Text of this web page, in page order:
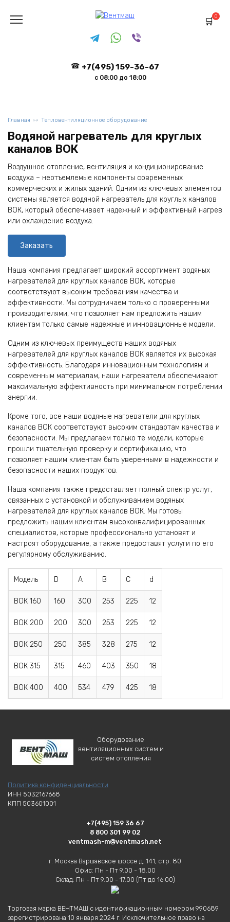
содержанию
+7(495) 159-36-67
с 08:00 до 18:00
0
Главная Тепловентиляционное оборудование
Водяной нагреватель для круглых
каналов ВОК
Воздушное отопление, вентиляция и кондиционирование
воздуха – неотъемлемые компоненты современных
коммерческих и жилых зданий. Одним из ключевых элементов
системы является водяной нагреватель для круглых каналов
ВОК, который обеспечивает надежный и эффективный нагрев
или охлаждение воздуха.
Заказать
Наша компания предлагает широкий ассортимент водяных
нагревателей для круглых каналов ВОК, которые
соответствуют высоким требованиям качества и
эффективности. Мы сотрудничаем только с проверенными
производителями, что позволяет нам предложить нашим
клиентам только самые надежные и инновационные модели.
Одним из ключевых преимуществ наших водяных
нагревателей для круглых каналов ВОК является их высокая
эффективность. Благодаря инновационным технологиям и
современным материалам, наши нагреватели обеспечивают
максимальную эффективность при минимальном потреблении
энергии.
Кроме того, все наши водяные нагреватели для круглых
каналов ВОК соответствуют высоким стандартам качества и
безопасности. Мы предлагаем только те модели, которые
прошли тщательную проверку и сертификацию, что
позволяет нашим клиентам быть уверенными в надежности и
безопасности наших продуктов.
Наша компания также предоставляет полный спектр услуг,
связанных с установкой и обслуживанием водяных
нагревателей для круглых каналов ВОК. Мы готовы
предложить нашим клиентам высококвалифицированных
специалистов, которые профессионально установят и
настроят оборудование, а также предоставят услуги по его
регулярному обслуживанию.
Модель D A B C d
ВОК 160 160 300 253 225 12
ВОК 200 200 300 253 225 12
ВОК 250 250 385 328 275 12
ВОК 315 315 460 403 350 18
ВОК 400 400 534 479 425 18
Оборудование
вентиляционных систем и
систем отопления
Политика конфиденциальности
ИНН 5032167668
КПП 503601001
+7(495) 159 36 67
8 800 301 99 02
ventmash-m@ventmash.net
г. Москва Варшавское шоссе д. 141, стр. 80
Офис: Пн - Пт 9.00 - 18.00
Склад: Пн - Пт 9.00 - 17.00 (Пт до 16.00)
Торговая марка ВЕНТМАШ с идентификационным номером 990689
зарегистрирована 10 января 2024 г. Исключительное право на